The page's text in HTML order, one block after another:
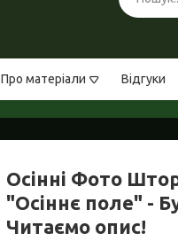
Про матеріали Відгуки
Осінні Фото
"Осіннє поле" -
Читаємо опис!